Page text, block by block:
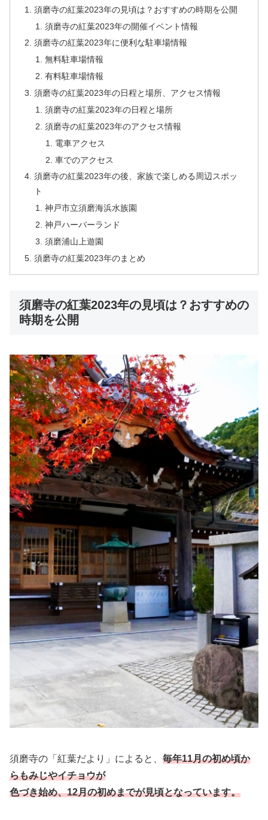
須磨寺の紅葉2023年の見頃は？おすすめの時期を公開
須磨寺の紅葉2023年の開催イベント情報
須磨寺の紅葉2023年に便利な駐車場情報
無料駐車場情報
有料駐車場情報
須磨寺の紅葉2023年の日程と場所、アクセス情報
須磨寺の紅葉2023年の日程と場所
須磨寺の紅葉2023年のアクセス情報
電車アクセス
車でのアクセス
須磨寺の紅葉2023年の後、家族で楽しめる周辺スポッ
ト
神戸市立須磨海浜水族園
神戸ハーバーランド
須磨浦山上遊園
須磨寺の紅葉2023年のまとめ
須磨寺の紅葉2023年の見頃は？おすすめの
時期を公開
須磨寺の「紅葉だより」によると、 毎年11月の初め頃か
らもみじやイチョウが
色づき始め、12月の初めまでが見頃となっています。